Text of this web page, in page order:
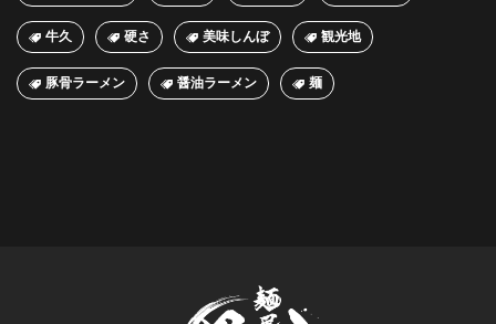
牛久 硬さ 美味しんぼ 観光地
豚骨ラーメン 醤油ラーメン 麺